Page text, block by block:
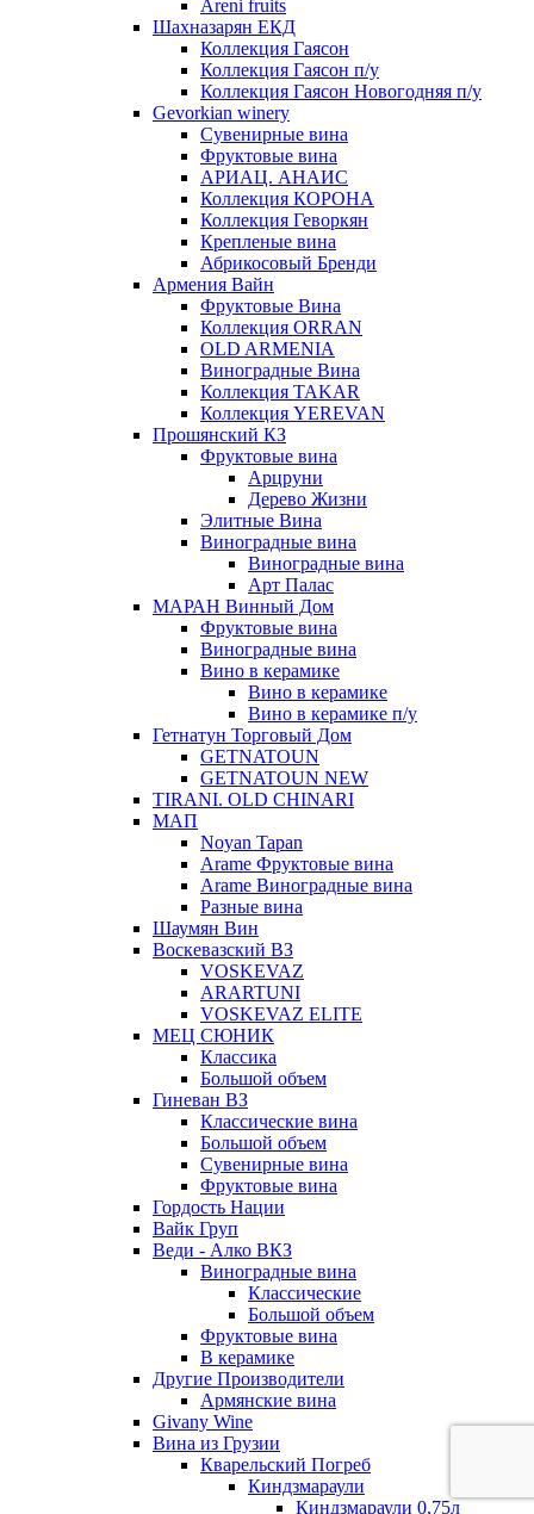
Areni fruits
Шахназарян ЕКД
Коллекция Гаясон
Коллекция Гаясон п/у
Коллекция Гаясон Новогодняя п/у
Gevorkian winery
Сувенирные вина
Фруктовые вина
АРИАЦ. АНАИС
Коллекция КОРОНА
Коллекция Геворкян
Крепленые вина
Абрикосовый Бренди
Армения Вайн
Фруктовые Вина
Коллекция ORRAN
OLD ARMENIA
Виноградные Вина
Коллекция TAKAR
Коллекция YEREVAN
Прошянский КЗ
Фруктовые вина
Арцруни
Дерево Жизни
Элитные Вина
Виноградные вина
Виноградные вина
Арт Палас
МАРАН Винный Дом
Фруктовые вина
Виноградные вина
Вино в керамике
Вино в керамике
Вино в керамике п/у
Гетнатун Торговый Дом
GETNATOUN
GETNATOUN NEW
TIRANI. OLD CHINARI
МАП
Noyan Tapan
Arame Фруктовые вина
Arame Виноградные вина
Разные вина
Шаумян Вин
Воскевазский ВЗ
VOSKEVAZ
ARARTUNI
VOSKEVAZ ELITE
МЕЦ СЮНИК
Классика
Большой объем
Гиневан ВЗ
Классические вина
Большой объем
Сувенирные вина
Фруктовые вина
Гордость Нации
Вайк Груп
Веди - Алко ВКЗ
Виноградные вина
Классические
Большой объем
Фруктовые вина
В керамике
Другие Производители
Армянские вина
Givany Wine
Вина из Грузии
Кварельский Погреб
Киндзмараули
Киндзмараули 0,75л